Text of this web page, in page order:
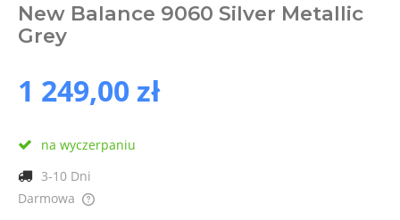
New Balance 9060 Silver Metallic
Grey
1 249,00 zł
na wyczerpaniu
3-10 Dni
Darmowa
Cena nie zawiera ewentualnych kosztów płatności